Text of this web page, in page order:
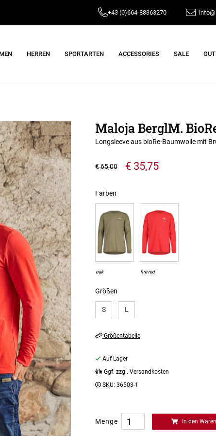
+43 (0)664-88363270
HERREN SPORTARTEN ACCESSORIES SALE
Maloja BerglM.
Longsleeve aus bioRe-Baumwolle mit
€ 35,75
€ 65,00
Größen
S L
Farben
oak fire red
Größentabelle
Auf Lager
Ggf. zzgl. Versandkosten
SKU: 36503-1
Menge In den